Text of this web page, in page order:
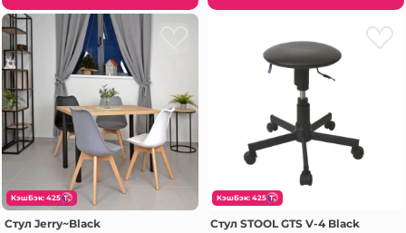
КэшБэк: 425
Стул Jerry~Black
КэшБэк: 425
Стул STOOL GTS V-4 Black